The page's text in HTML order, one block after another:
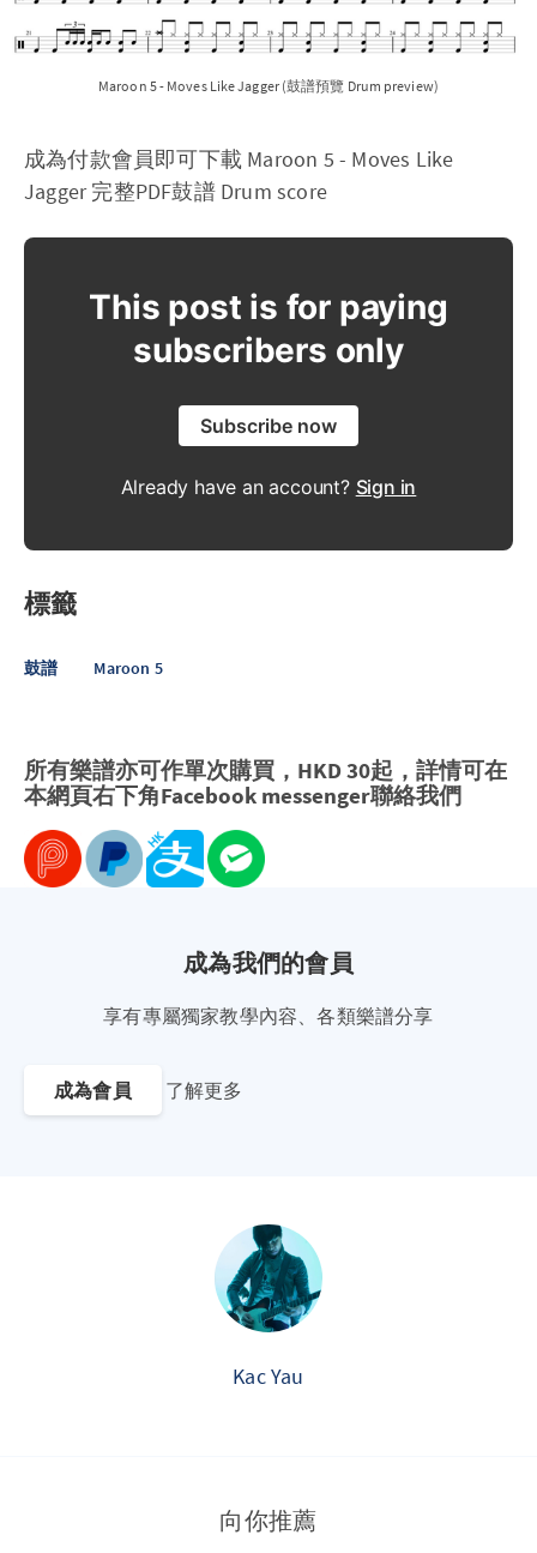
Maroon 5 - Moves Like Jagger (鼓譜預覽 Drum preview)
成為付款會員即可下載 Maroon 5 - Moves Like
Jagger 完整PDF鼓譜 Drum score
This post is for paying
subscribers only
Subscribe now
Already have an account? Sign in
標籤
鼓譜 Maroon 5
所有樂譜亦可作單次購買，HKD 30起，詳情可在
本網頁右下角Facebook messenger聯絡我們
成為我們的會員
享有專屬獨家教學內容、各類樂譜分享
成為會員 了解更多
Kac Yau
向你推薦